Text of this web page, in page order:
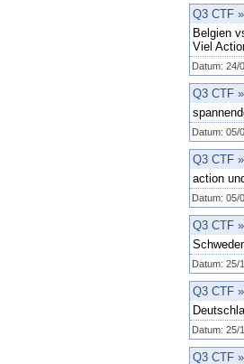
Q3 CTF »
Belgien
Viel
Datum: 24/
Q3 CTF »
Datum: 05/
Q3 CTF »
action
Datum: 05/
Q3 CTF »
Datum: 25/
Q3 CTF »
Datum: 25/
Q3 CTF »